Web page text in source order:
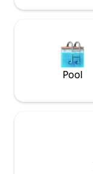
Pool